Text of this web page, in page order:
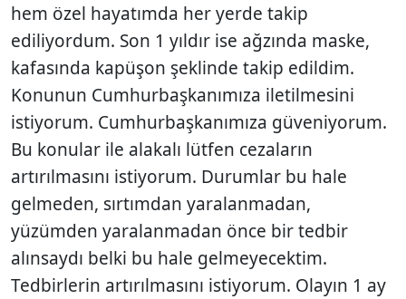
hem özel hayatımda her yerde takip
ediliyordum. Son 1 yıldır ise ağzında maske,
kafasında kapüşon şeklinde takip edildim.
Konunun Cumhurbaşkanımıza iletilmesini
istiyorum. Cumhurbaşkanımıza güveniyorum.
Bu konular ile alakalı lütfen cezaların
artırılmasını istiyorum. Durumlar bu hale
gelmeden, sırtımdan yaralanmadan,
yüzümden yaralanmadan önce bir tedbir
alınsaydı belki bu hale gelmeyecektim.
Tedbirlerin artırılmasını istiyorum. Olayın 1 ay